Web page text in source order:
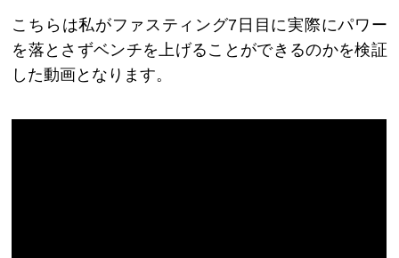
こちらは私がファスティング7日目に実際にパワー
を落とさずベンチを上げることができるのかを検証
した動画となります。